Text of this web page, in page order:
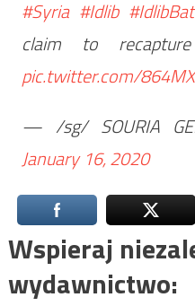
#Syria #Idlib
claim to
pic.twitter.com/
— /sg/ SOURIA
January 16, 2020
Wspieraj
wydawnictwo: